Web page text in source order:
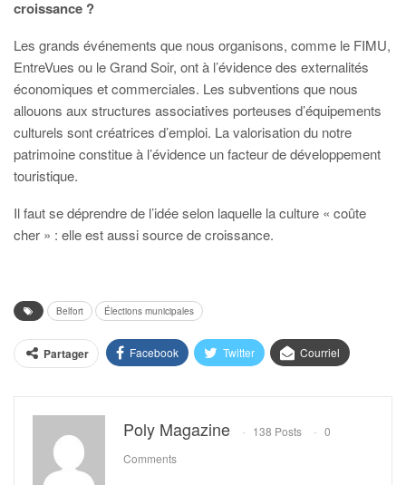
croissance ?
Les grands événements que nous organisons, comme le FIMU,
EntreVues ou le Grand Soir, ont à l’évidence des externalités
économiques et commerciales. Les subventions que nous
allouons aux structures associatives porteuses d’équipements
culturels sont créatrices d’emploi. La valorisation du notre
patrimoine constitue à l’évidence un facteur de développement
touristique.
Il faut se déprendre de l’idée selon laquelle la culture « coûte
cher » : elle est aussi source de croissance.
Belfort Élections municipales
Partager Facebook Twitter Courriel
Poly Magazine 138 Posts
0
Comments